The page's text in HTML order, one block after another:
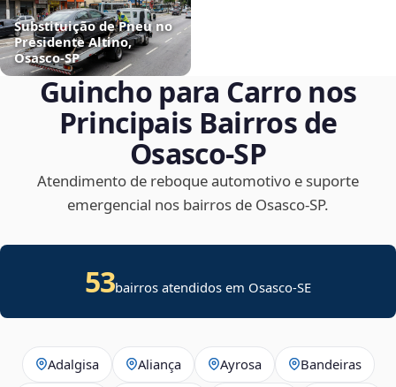
Substituição de Pneu no
Presidente Altino,
Osasco‑SP
Guincho para Carro nos
Principais Bairros de
Osasco‑SP
Atendimento de reboque automotivo e suporte
emergencial nos bairros de Osasco‑SP.
53bairros atendidos em Osasco-SE
Adalgisa Aliança Ayrosa Bandeiras